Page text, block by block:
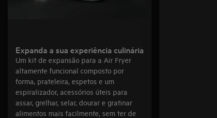
Expanda a sua experiência culinária
Um kit de expansão para a Air Fryer
altamente funcional composto por
forma, prateleira, espetos e um
espiralizador, acessórios úteis para
assar, grelhar, selar, dourar e gratinar
alimentos mais facilmente, sem ter de